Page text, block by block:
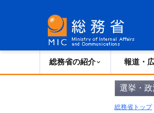
総務省の紹介 報道・
選挙・
総務省トップ